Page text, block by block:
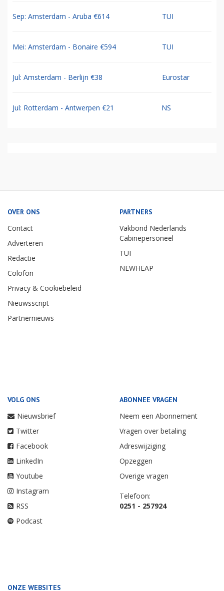
Sep: Amsterdam - Aruba €614 TUI
Mei: Amsterdam - Bonaire €594 TUI
Jul: Amsterdam - Berlijn €38 Eurostar
Jul: Rotterdam - Antwerpen €21 NS
OVER ONS
Contact
Adverteren
Redactie
Colofon
Privacy & Cookiebeleid
Nieuwsscript
Partnernieuws
PARTNERS
Vakbond Nederlands
Cabinepersoneel
TUI
NEWHEAP
VOLG ONS
Nieuwsbrief
Twitter
Facebook
LinkedIn
Youtube
Instagram
RSS
Podcast
ABONNEE VRAGEN
Neem een Abonnement
Vragen over betaling
Adreswijziging
Opzeggen
Overige vragen
Telefoon:
0251 - 257924
ONZE WEBSITES